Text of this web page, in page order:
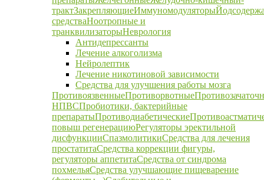
трактЗакрепляющиеИммуномодуляторы
средстваНоотропные и
транквилизаторыНеврология
Антидепрессанты
Лечение алкоголизма
Нейролептик
Лечение никотиновой зависимости
Средства для улучшения работы мозга
ПротивоязвенныеПротиворвотные
НПВСПробиотики, бактерийные
препаратыПротиводиабетические
повыш регенерациюРегуляторы эректильной
дисфункцииСпазмолитикиСредства для лечения
простатитаСредства коррекции фигуры,
регуляторы аппетитаСредства от синдрома
похмельяСредства улучшающие пищеварение